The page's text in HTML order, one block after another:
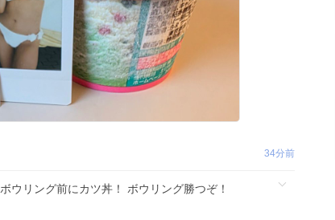
34分前
ボウリング前にカツ丼！ ボウリング勝つぞ！